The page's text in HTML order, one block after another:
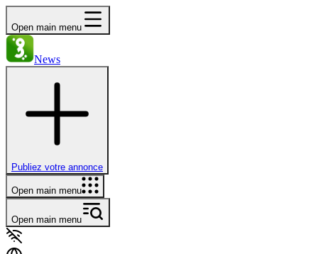
Open main menu
News
Publiez votre annonce
Open main menu
Open main menu